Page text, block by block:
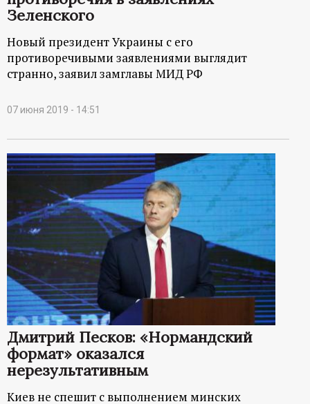
Зеленского
Новый президент Украины с его
противоречивыми заявлениями выглядит
странно, заявил замглавы МИД РФ
07 июня 2019 - 14:51
Дмитрий Песков: «Нормандский
формат» оказался
нерезультативным
Киев не спешит с выполнением минских